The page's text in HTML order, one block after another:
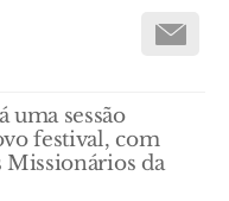
uma sessão
festival, com
Missionários da